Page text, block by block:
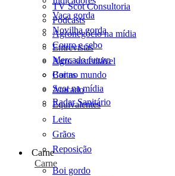
TV Scot Consultoria
Podcasts
Agronegócio na mídia
Entrevistas
Agro sustentável
Cartas
Scot na mídia
Radar Sanitário
Vaca gorda
Novilha gorda
Couro e sebo
Mercado futuro
Boi no mundo
Atacado
Equivalentes
Leite
Grãos
Reposição
Carne
Carne
Boi gordo